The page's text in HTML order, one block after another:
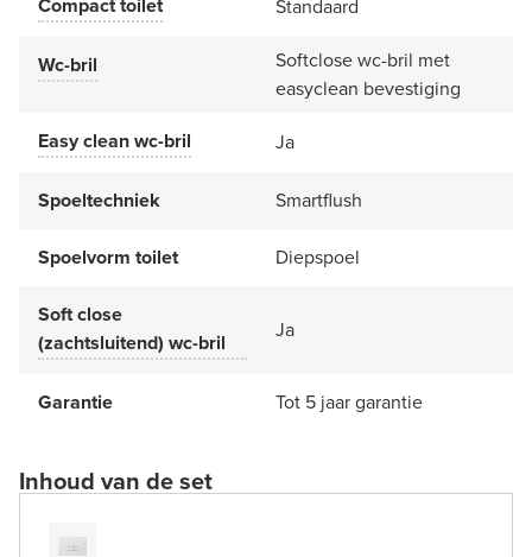
Standaard
Wc-bril
Softclose wc-bril met
easyclean bevestiging
Easy clean wc-bril
Ja
Spoeltechniek Smartflush
Spoelvorm toilet Diepspoel
Soft close
(zachtsluitend) wc-bril
Ja
Garantie Tot 5 jaar garantie
Inhoud van de set